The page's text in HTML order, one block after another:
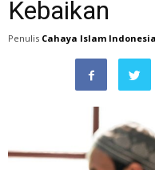
Kebaikan
Penulis Cahaya Islam Indonesia